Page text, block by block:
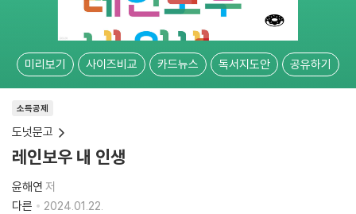
미리보기 사이즈비교 카드뉴스 독서지도안 공유하기
소득공제
도넛문고
레인보우 내 인생
윤해연 저
다른
2024.01.22.